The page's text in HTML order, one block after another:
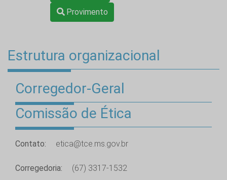
Provimento
Estrutura organizacional
Corregedor-Geral
Comissão de Ética
Contato: etica@tce.ms.gov.br
Corregedoria: (67) 3317-1532